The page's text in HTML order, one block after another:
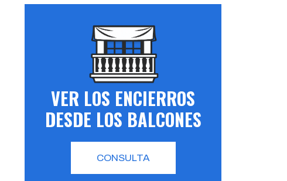
VER LOS ENCIERROS
DESDE LOS BALCONES
CONSULTA